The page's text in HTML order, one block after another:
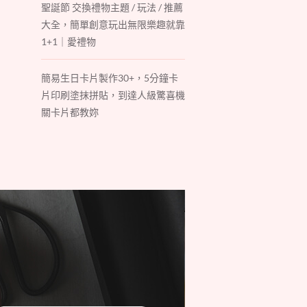
聖誕節 交換禮物主題 / 玩法 / 推薦
大全，簡單創意玩出無限樂趣就靠
1+1｜愛禮物
簡易生日卡片製作30+，5分鐘卡
片印刷塗抹拼貼，到達人級驚喜機
關卡片都教妳